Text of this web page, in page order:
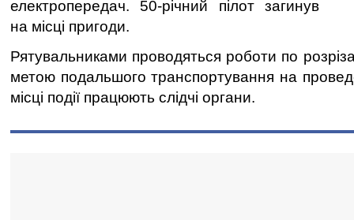
електропередач. 50-річний пілот загинув
на місці пригоди.
Рятувальниками проводяться роботи по
метою подальшого транспортування на
місці події працюють слідчі органи.